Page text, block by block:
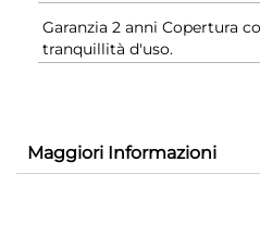
Garanzia 2 anni Copertura
tranquillità d'uso.
Maggiori Informazioni